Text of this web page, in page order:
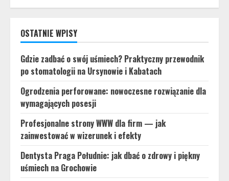
OSTATNIE WPISY
Gdzie zadbać o swój uśmiech? Praktyczny przewodnik
po stomatologii na Ursynowie i Kabatach
Ogrodzenia perforowane: nowoczesne rozwiązanie dla
wymagających posesji
Profesjonalne strony WWW dla firm — jak
zainwestować w wizerunek i efekty
Dentysta Praga Południe: jak dbać o zdrowy i piękny
uśmiech na Grochowie